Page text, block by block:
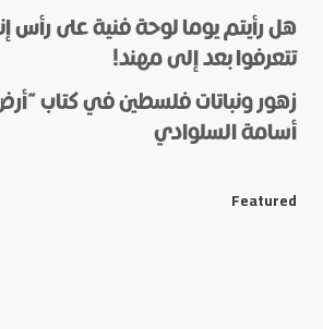
Name
*
E-mail
*
هل رأيتم يوما لوحة فنية على رأس
تتعرفوا بعد إلى مهند!
زهور ونباتات فلسطين في كتاب
أسامة السلوادي
Featured